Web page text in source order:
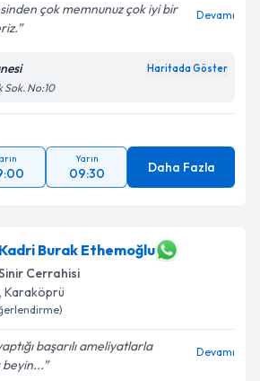
çok memnunuz çok iyi bir
Devamı
Haritada Göster
Sok. No:10
Yarın
09:30 Daha Fazla
Burak Ethemoğlu
Cerrahisi
, Karaköprü
başarılı ameliyatlarla
beyin...
Devamı